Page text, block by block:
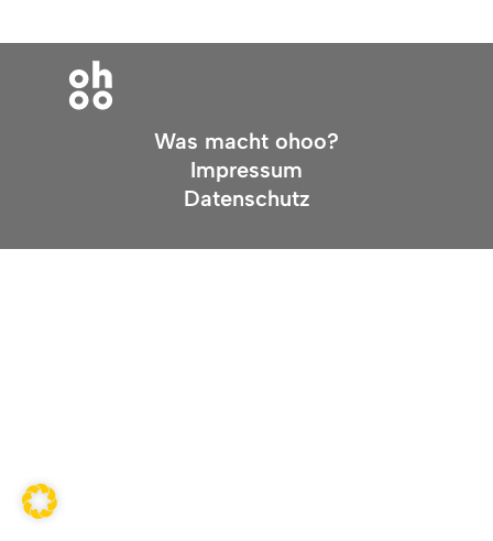
Was macht ohoo?
Impressum
Datenschutz